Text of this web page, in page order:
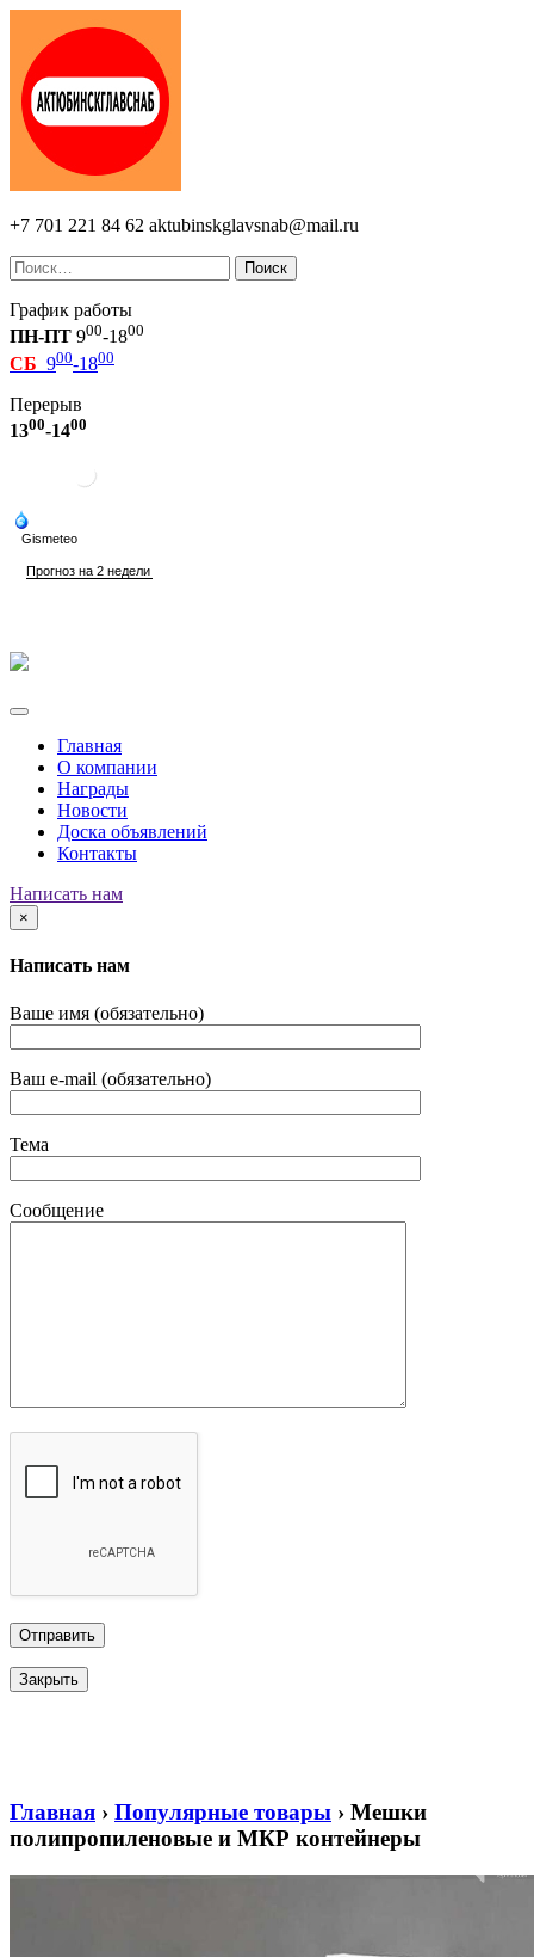
+7 701 221 84 62 aktubinskglavsnab@mail.ru
Поиск
График работы
ПН-ПТ 900-1800
СБ 900-1800
Перерыв
1300-1400
Главная
О компании
Награды
Новости
Доска объявлений
Контакты
Написать нам
×
Написать нам
Ваше имя (обязательно)
Ваш e-mail (обязательно)
Тема
Сообщение
Закрыть
Главная › Популярные товары › Мешки
полипропиленовые и МКР контейнеры